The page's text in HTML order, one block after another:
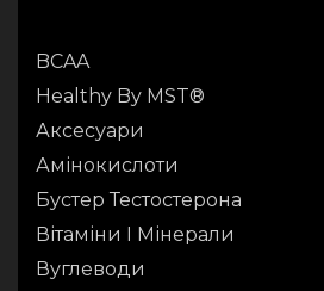
BCAA
Healthy By MST®
Аксесуари
Амінокислоти
Бустер Тестостерона
Вітаміни І Мінерали
Вуглеводи